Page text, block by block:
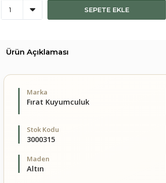
SEPETE EKLE
Ürün Açıklaması
Marka
Fırat Kuyumculuk
Stok Kodu
3000315
Maden
Altın